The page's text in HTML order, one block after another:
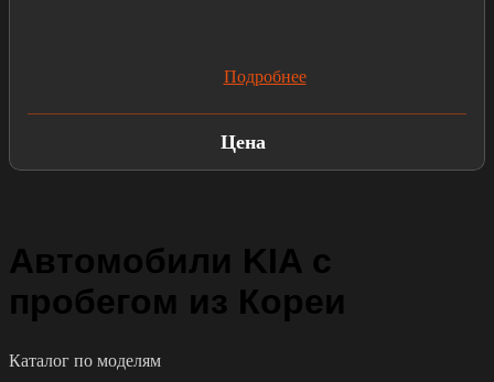
Подробнее
Цена
Автомобили KIA с
пробегом из Кореи
Каталог по моделям